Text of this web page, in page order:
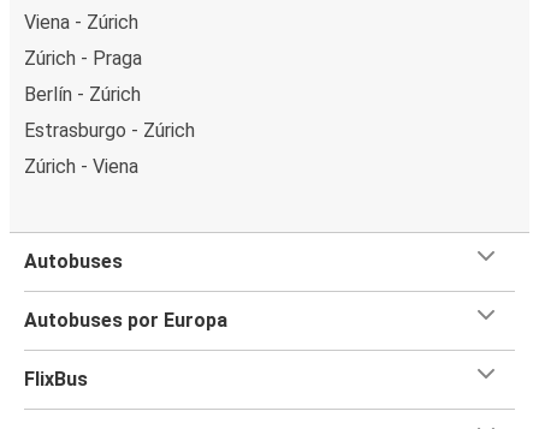
Viena - Zúrich
Zúrich - Praga
Berlín - Zúrich
Estrasburgo - Zúrich
Zúrich - Viena
Autobuses
Autobuses por Europa
FlixBus